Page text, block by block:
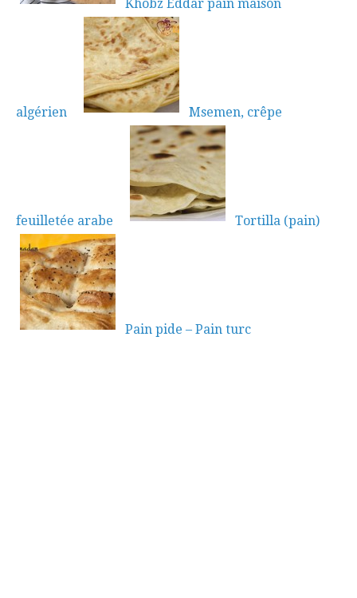
Khobz Eddar pain maison
algérien Msemen, crêpe
feuilletée arabe Tortilla (pain)
Pain pide – Pain turc